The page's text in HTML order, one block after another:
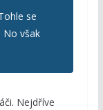
se
No však
Nejdříve